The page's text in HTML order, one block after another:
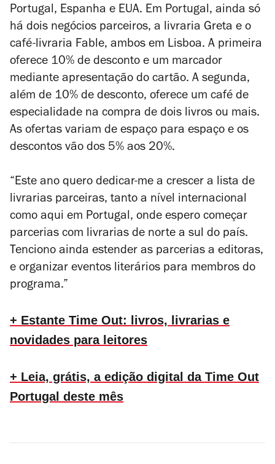
Portugal, Espanha e EUA. Em Portugal, ainda só
há dois negócios parceiros, a livraria Greta e o
café-livraria Fable, ambos em Lisboa. A primeira
oferece 10% de desconto e um marcador
mediante apresentação do cartão. A segunda,
além de 10% de desconto, oferece um café de
especialidade na compra de dois livros ou mais.
As ofertas variam de espaço para espaço e os
descontos vão dos 5% aos 20%.
“Este ano quero dedicar-me a crescer a lista de
livrarias parceiras, tanto a nível internacional
como aqui em Portugal, onde espero começar
parcerias com livrarias de norte a sul do país.
Tenciono ainda estender as parcerias a editoras,
e organizar eventos literários para membros do
programa.”
+ Estante Time Out: livros, livrarias e
novidades para leitores
+ Leia, grátis, a edição digital da Time Out
Portugal deste mês